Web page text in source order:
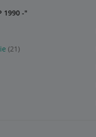
1990 -"
(21)